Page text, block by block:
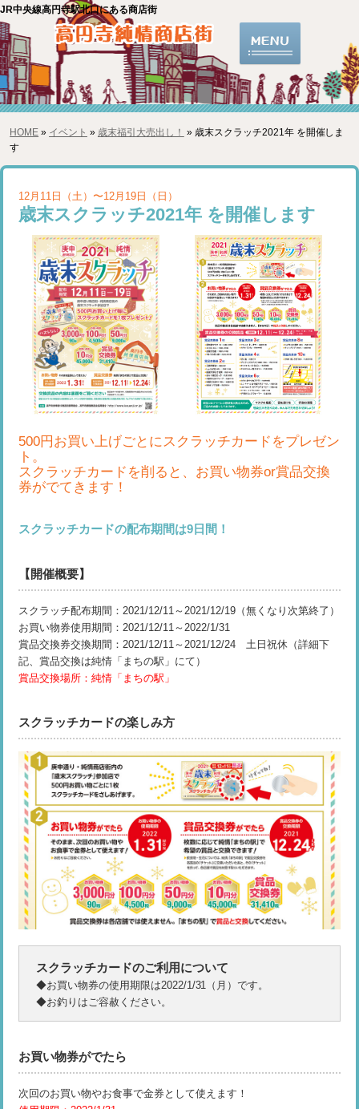
JR中央線高円寺駅北口にある商店街
HOME » イベント » 歳末福引大売出し！ » 歳末スクラッチ2021年 を開催しま
す
12月11日（土）〜12月19日（日）
歳末スクラッチ2021年 を開催します
500円お買い上げごとにスクラッチカードをプレゼン
ト。
スクラッチカードを削ると、お買い物券or賞品交換
券がでてきます！
スクラッチカードの配布期間は9日間！
【開催概要】
スクラッチ配布期間：2021/12/11～2021/12/19（無くなり次第終了）
お買い物券使用期間：2021/12/11～2022/1/31
賞品交換券交換期間：2021/12/11～2021/12/24 土日祝休（詳細下
記、賞品交換は純情「まちの駅」にて）
賞品交換場所：純情「まちの駅」
スクラッチカードの楽しみ方
スクラッチカードのご利用について
◆お買い物券の使用期限は2022/1/31（月）です。
◆お釣りはご容赦ください。
お買い物券がでたら
次回のお買い物やお食事で金券として使えます！